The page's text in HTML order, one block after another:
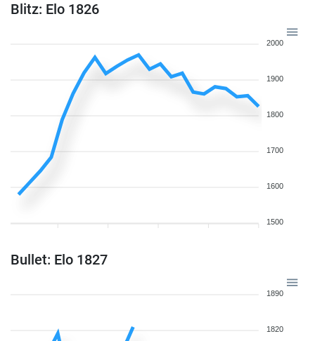
Blitz: Elo 1826
2000
1900
1800
1700
1600
1500
Bullet: Elo 1827
1890
1820